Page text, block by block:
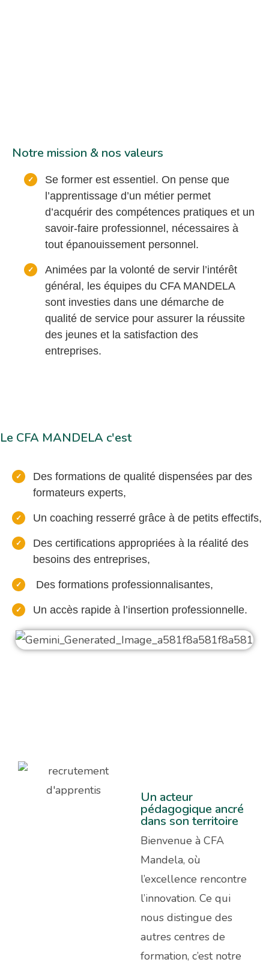
Notre mission & nos valeurs
Se former est essentiel. On pense que
l’apprentissage d’un métier permet
d’acquérir des compétences pratiques et un
savoir-faire professionnel, nécessaires à
tout épanouissement personnel.
Animées par la volonté de servir l’intérêt
général, les équipes du CFA MANDELA
sont investies dans une démarche de
qualité de service pour assurer la réussite
des jeunes et la satisfaction des
entreprises.
Le CFA MANDELA c'est
Des formations de qualité dispensées par des
formateurs experts,
Un coaching resserré grâce à de petits effectifs,
Des certifications appropriées à la réalité des
besoins des entreprises,
Des formations professionnalisantes,
Un accès rapide à l’insertion professionnelle.
Un acteur
pédagogique ancré
dans son territoire
Bienvenue à CFA
Mandela, où
l’excellence rencontre
l’innovation. Ce qui
nous distingue des
autres centres de
formation, c’est notre